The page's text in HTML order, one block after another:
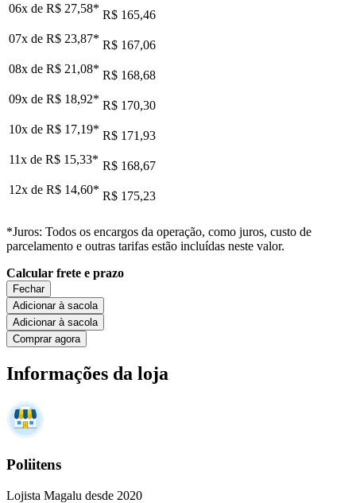
06x de R$ 27,58* R$ 165,46
07x de R$ 23,87* R$ 167,06
08x de R$ 21,08* R$ 168,68
09x de R$ 18,92* R$ 170,30
10x de R$ 17,19* R$ 171,93
11x de R$ 15,33* R$ 168,67
12x de R$ 14,60* R$ 175,23
*Juros: Todos os encargos da operação, como juros, custo de
parcelamento e outras tarifas estão incluídas neste valor.
Calcular frete e prazo
Fechar
Adicionar à sacola
Adicionar à sacola
Comprar agora
Informações da loja
Poliitens
Lojista Magalu desde 2020